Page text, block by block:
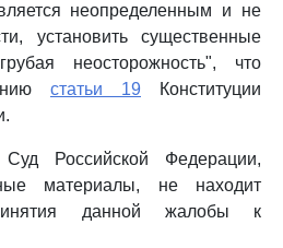
неопределенным и не
установить существенные
неосторожность", что
статьи 19 Конституции
Российской Федерации,
материалы, не находит
данной жалобы к